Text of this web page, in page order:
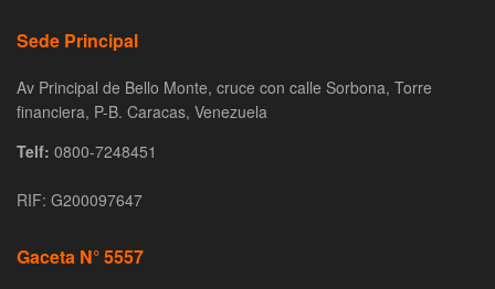
Sede Principal
Av Principal de Bello Monte, cruce con calle Sorbona, Torre
financiera, P-B. Caracas, Venezuela
Telf: 0800-7248451
RIF: G200097647
Gaceta N° 5557